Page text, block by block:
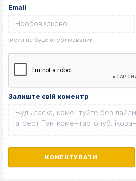
Email
Залиште свій коментр